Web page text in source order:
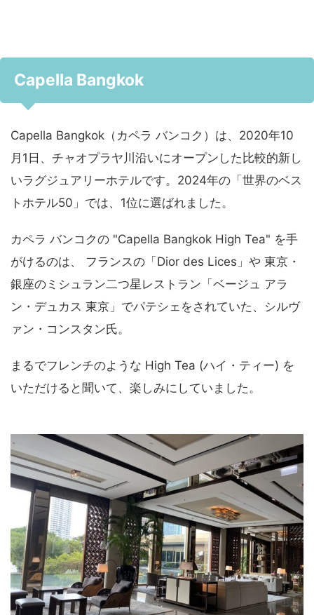
Capella Bangkok
Capella Bangkok（カペラ バンコク）は、2020年10
月1日、チャオプラヤ川沿いにオープンした比較的新し
いラグジュアリーホテルです。2024年の「世界のベス
トホテル50」では、1位に選ばれました。
カペラ バンコクの "Capella Bangkok High Tea" を手
がけるのは、 フランスの「Dior des Lices」や 東京・
銀座のミシュラン二つ星レストラン「ベージュ アラ
ン・デュカス 東京」でパテシェをされていた、シルヴ
ァン・コンスタン氏。
まるでフレンチのような High Tea (ハイ・ティー) を
いただけると聞いて、楽しみにしていました。